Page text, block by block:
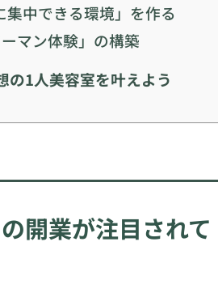
中できる環境」を作る
マン体験」の構築
の1人美容室を叶えよう
開業が注目されて